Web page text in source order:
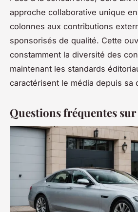
approche collaborative unique
colonnes aux contributions
sponsorisés de qualité. Cette
constamment la diversité des
maintenant les standards
caractérisent le média depuis sa
Questions fréquentes